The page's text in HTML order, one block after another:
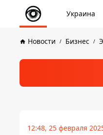
Украина
Новости Бизнес
12:48, 25 февраля